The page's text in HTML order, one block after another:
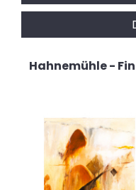
Hahnemühle -